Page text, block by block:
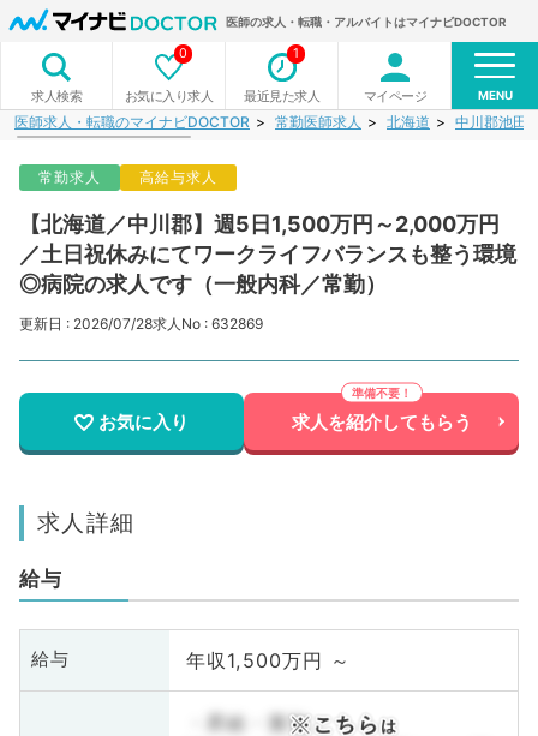
医師の求人・転職・アルバイトはマイナビDOCTOR
求人検索 お気に入り求人
0
最近見た求人
1
マイページ MENU
医師求人・転職のマイナビDOCTOR 常勤医師求人 北海道 中川郡池田
常勤求人 高給与求人
【北海道／中川郡】週5日1,500万円～2,000万円
／土日祝休みにてワークライフバランスも整う環境
◎病院の求人です（一般内科／常勤）
更新日 : 2026/07/28求人No : 632869
お気に入り 求人を紹介してもらう
求人詳細
給与
給与 年収1,500万円 ～
・昇給・賞与